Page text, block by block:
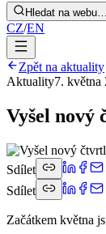
Hledat na webu…
CZ/EN
Zpět na aktuality
Aktuality7. května
Vyšel nový
Sdílet
Sdílet
Začátkem května